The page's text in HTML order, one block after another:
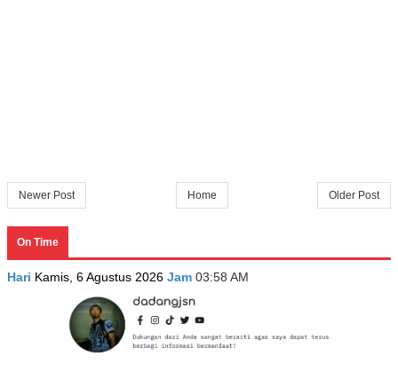
Newer Post Older Post
Home
On Time
Hari Kamis, 6 Agustus 2026 Jam 03:58 AM